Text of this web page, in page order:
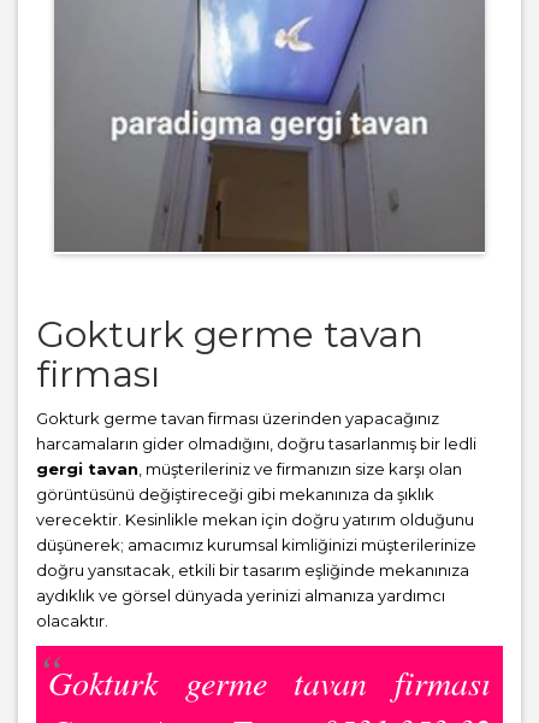
Gokturk germe tavan
firması
Gokturk germe tavan firması üzerinden yapacağınız
harcamaların gider olmadığını, doğru tasarlanmış bir ledli
gergi tavan , müşterileriniz ve firmanızın size karşı olan
görüntüsünü değiştireceği gibi mekanınıza da şıklık
verecektir. Kesinlikle mekan için doğru yatırım olduğunu
düşünerek; amacımız kurumsal kimliğinizi müşterilerinize
doğru yansıtacak, etkili bir tasarım eşliğinde mekanınıza
aydıklık ve görsel dünyada yerinizi almanıza yardımcı
olacaktır.
Gokturk germe tavan firması